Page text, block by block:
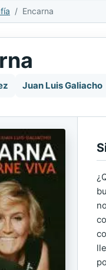
Encarna
Juan Luis Galiacho